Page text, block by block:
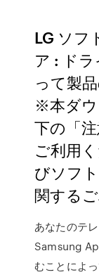
LG ソフ
ア : ド
って製
※本ダウ
下の「
ご利用
びソフ
関する
あなたのテ
Samsung
むことによ